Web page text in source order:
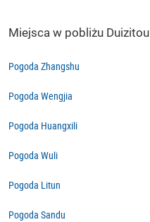
Miejsca w pobliżu Duizitou
Pogoda Zhangshu
Pogoda Wengjia
Pogoda Huangxili
Pogoda Wuli
Pogoda Litun
Pogoda Sandu